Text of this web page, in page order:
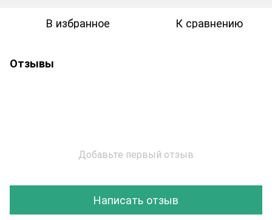
В избранное К сравнению
Отзывы
Добавьте первый отзыв
Написать отзыв